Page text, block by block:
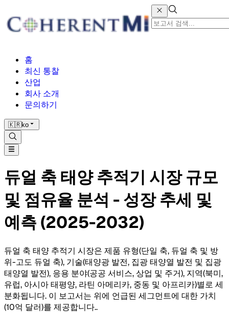
홈
최신 통찰
산업
회사 소개
문의하기
🇰🇷ko
듀얼 축 태양 추적기 시장 규모
및 점유율 분석 - 성장 추세 및
예측 (2025-2032)
듀얼 축 태양 추적기 시장은 제품 유형(단일 축, 듀얼 축 및 방
위-고도 듀얼 축), 기술(태양광 발전, 집광 태양열 발전 및 집광
태양열 발전), 응용 분야(공공 서비스, 상업 및 주거), 지역(북미,
유럽, 아시아 태평양, 라틴 아메리카, 중동 및 아프리카)별로 세
분화됩니다. 이 보고서는 위에 언급된 세그먼트에 대한 가치
(10억 달러)를 제공합니다..